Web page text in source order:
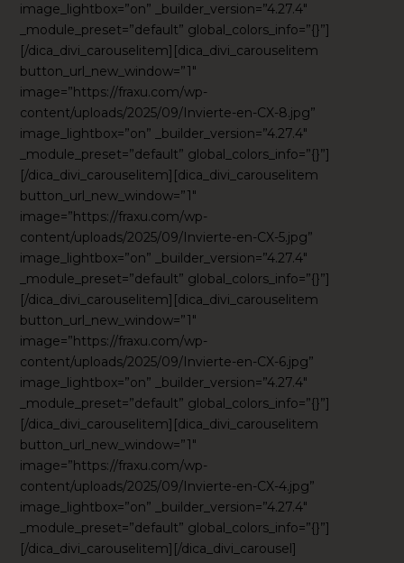
image_lightbox=”on” _builder_version=”4.27.4″
_module_preset=”default” global_colors_info=”{}”]
[/dica_divi_carouselitem][dica_divi_carouselitem
button_url_new_window=”1″
image=”https://fraxu.com/wp-
content/uploads/2025/09/Invierte-en-CX-8.jpg”
image_lightbox=”on” _builder_version=”4.27.4″
_module_preset=”default” global_colors_info=”{}”]
[/dica_divi_carouselitem][dica_divi_carouselitem
button_url_new_window=”1″
image=”https://fraxu.com/wp-
content/uploads/2025/09/Invierte-en-CX-5.jpg”
image_lightbox=”on” _builder_version=”4.27.4″
_module_preset=”default” global_colors_info=”{}”]
[/dica_divi_carouselitem][dica_divi_carouselitem
button_url_new_window=”1″
image=”https://fraxu.com/wp-
content/uploads/2025/09/Invierte-en-CX-6.jpg”
image_lightbox=”on” _builder_version=”4.27.4″
_module_preset=”default” global_colors_info=”{}”]
[/dica_divi_carouselitem][dica_divi_carouselitem
button_url_new_window=”1″
image=”https://fraxu.com/wp-
content/uploads/2025/09/Invierte-en-CX-4.jpg”
image_lightbox=”on” _builder_version=”4.27.4″
_module_preset=”default” global_colors_info=”{}”]
[/dica_divi_carouselitem][/dica_divi_carousel]